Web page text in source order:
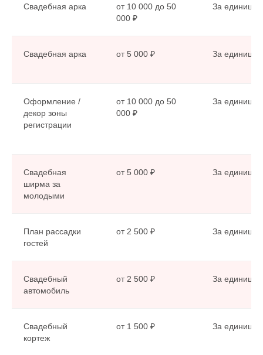
Свадебная арка
от 10 000 до 50
000 ₽
За единицу
Свадебная арка от 5 000 ₽ За единицу
Оформление /
декор зоны
регистрации
от 10 000 до 50
000 ₽
За единицу
Свадебная
ширма за
молодыми
от 5 000 ₽ За единицу
План рассадки
гостей
от 2 500 ₽ За единицу
Свадебный
автомобиль
от 2 500 ₽ За единицу
Свадебный
кортеж
от 1 500 ₽ За единицу